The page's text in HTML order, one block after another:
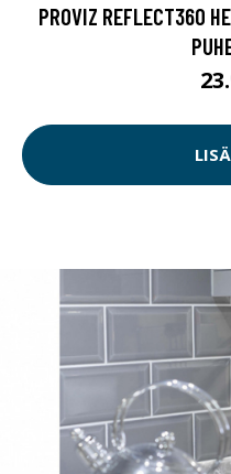
PROVIZ REFLECT360